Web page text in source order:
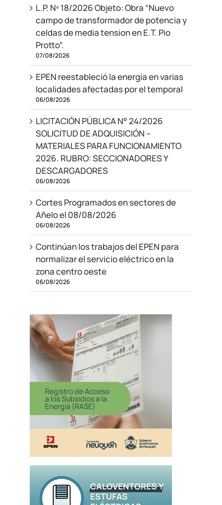
L.P. Nº 18/2026 Objeto: Obra “Nuevo
campo de transformador de potencia y
celdas de media tension en E.T. Pio
Protto”.
07/08/2026
EPEN reestableció la energía en varias
localidades afectadas por el temporal
06/08/2026
LICITACIÓN PÚBLICA N° 24/2026
SOLICITUD DE ADQUISICIÓN –
MATERIALES PARA FUNCIONAMIENTO
2026. RUBRO: SECCIONADORES Y
DESCARGADORES
06/08/2026
Cortes Programados en sectores de
Añelo el 08/08/2026
06/08/2026
Continúan los trabajos del EPEN para
normalizar el servicio eléctrico en la
zona centro oeste
06/08/2026